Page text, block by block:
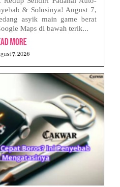
& Solusinya! August 7,
asyik main game berat
Maps di bawah terik...
More
7, 2026